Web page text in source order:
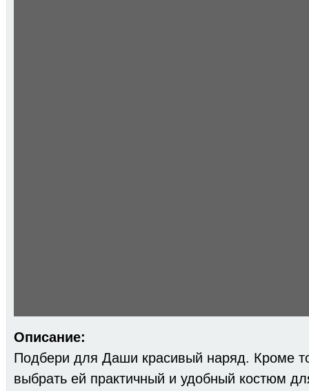
Описание:
Подбери для Даши красивый наряд. Кроме
выбрать ей практичный и удобный костюм